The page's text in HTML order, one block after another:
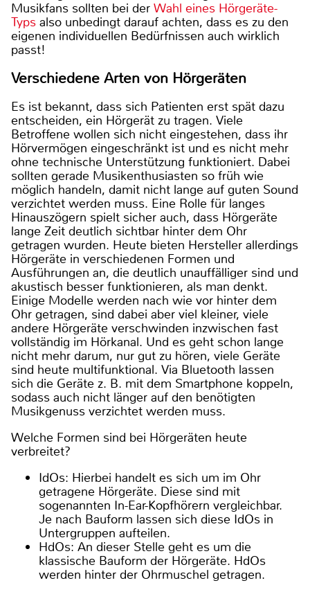
Musikfans sollten bei der Wahl eines Hörgeräte-
Typs also unbedingt darauf achten, dass es zu den
eigenen individuellen Bedürfnissen auch wirklich
passt!
Verschiedene Arten von Hörgeräten
Es ist bekannt, dass sich Patienten erst spät dazu
entscheiden, ein Hörgerät zu tragen. Viele
Betroffene wollen sich nicht eingestehen, dass ihr
Hörvermögen eingeschränkt ist und es nicht mehr
ohne technische Unterstützung funktioniert. Dabei
sollten gerade Musikenthusiasten so früh wie
möglich handeln, damit nicht lange auf guten Sound
verzichtet werden muss. Eine Rolle für langes
Hinauszögern spielt sicher auch, dass Hörgeräte
lange Zeit deutlich sichtbar hinter dem Ohr
getragen wurden. Heute bieten Hersteller allerdings
Hörgeräte in verschiedenen Formen und
Ausführungen an, die deutlich unauffälliger sind und
akustisch besser funktionieren, als man denkt.
Einige Modelle werden nach wie vor hinter dem
Ohr getragen, sind dabei aber viel kleiner, viele
andere Hörgeräte verschwinden inzwischen fast
vollständig im Hörkanal. Und es geht schon lange
nicht mehr darum, nur gut zu hören, viele Geräte
sind heute multifunktional. Via Bluetooth lassen
sich die Geräte z. B. mit dem Smartphone koppeln,
sodass auch nicht länger auf den benötigten
Musikgenuss verzichtet werden muss.
Welche Formen sind bei Hörgeräten heute
verbreitet?
IdOs: Hierbei handelt es sich um im Ohr
getragene Hörgeräte. Diese sind mit
sogenannten In-Ear-Kopfhörern vergleichbar.
Je nach Bauform lassen sich diese IdOs in
Untergruppen aufteilen.
HdOs: An dieser Stelle geht es um die
klassische Bauform der Hörgeräte. HdOs
werden hinter der Ohrmuschel getragen.